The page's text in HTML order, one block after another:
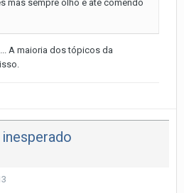
mas sempre olho e até comendo
A maioria dos tópicos da